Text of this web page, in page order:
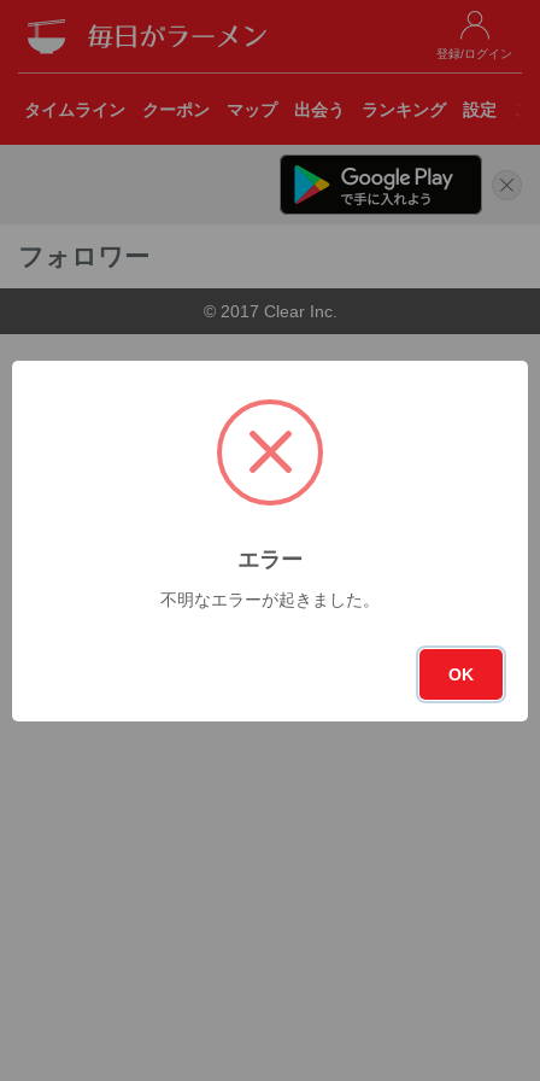
登録/ログイン
タイムライン クーポン マップ 出会う ランキング 設定
フォロワー
© 2017 Clear Inc.
エラー
不明なエラーが起きました。
OK